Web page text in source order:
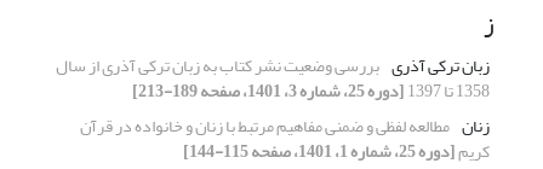
ز
زبان ترکی آذری بررسی وضعیت نشر کتاب به زبان ترکی آذری از سال
1358 تا 1397
[دوره 25، شماره 3، 1401، صفحه 189-213]
زنان مطالعه لفظی و ضمنی مفاهیم مرتبط با زنان و خانواده در قرآن
کریم[دوره 25، شماره 1، 1401، صفحه 115-144]